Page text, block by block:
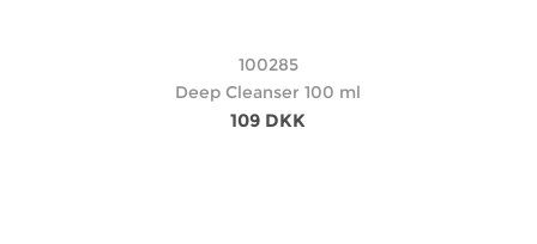
100285
Deep Cleanser 100 ml
109 DKK